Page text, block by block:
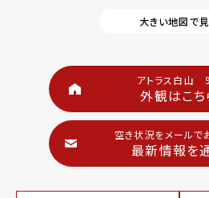
大きい地図で
アトラス白山
外観はこち
空き状況をメールで
最新情報を